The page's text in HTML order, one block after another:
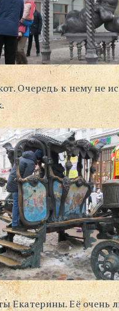
Очередь к нему не
Екатерины. Её очень